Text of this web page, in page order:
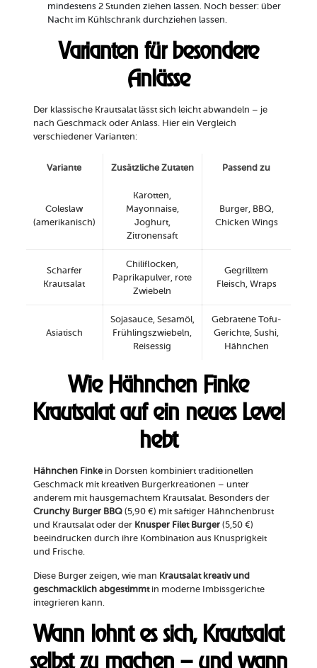
mindestens 2 Stunden ziehen lassen. Noch besser: über
Nacht im Kühlschrank durchziehen lassen.
Varianten für besondere
Anlässe
Der klassische Krautsalat lässt sich leicht abwandeln – je
nach Geschmack oder Anlass. Hier ein Vergleich
verschiedener Varianten:
Variante Zusätzliche Zutaten Passend zu
Coleslaw
(amerikanisch)
Karotten,
Mayonnaise,
Joghurt,
Zitronensaft
Burger, BBQ,
Chicken Wings
Scharfer
Krautsalat
Chiliflocken,
Paprikapulver, rote
Zwiebeln
Gegrilltem
Fleisch, Wraps
Asiatisch
Sojasauce, Sesamöl,
Frühlingszwiebeln,
Reisessig
Gebratene Tofu-
Gerichte, Sushi,
Hähnchen
Wie Hähnchen Finke
Krautsalat auf ein neues Level
hebt
Hähnchen Finkein Dorsten kombiniert traditionellen
Geschmack mit kreativen Burgerkreationen – unter
anderem mit hausgemachtem Krautsalat. Besonders der
Crunchy Burger BBQ(5,90 €) mit saftiger Hähnchenbrust
und Krautsalat oder der Knusper Filet Burger(5,50 €)
beeindrucken durch ihre Kombination aus Knusprigkeit
und Frische.
Diese Burger zeigen, wie man Krautsalat kreativ und
geschmacklich abgestimmtin moderne Imbissgerichte
integrieren kann.
Wann lohnt es sich, Krautsalat
selbst zu machen – und wann